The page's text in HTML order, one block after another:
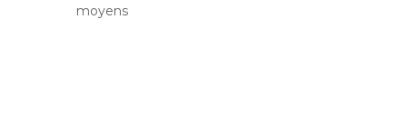
moyens